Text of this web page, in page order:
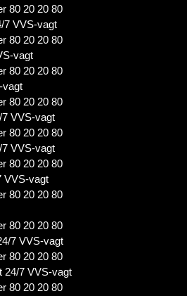
80 20 20 80
7 VVS-vagt
80 20 20 80
vagt
80 20 20 80
vagt
80 20 20 80
VVS-vagt
80 20 20 80
VVS-vagt
80 20 20 80
VVS-vagt
80 20 20 80
80 20 20 80
7 VVS-vagt
80 20 20 80
24/7 VVS-vagt
80 20 20 80